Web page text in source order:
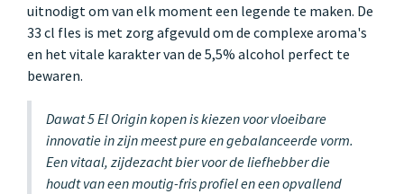
uitnodigt om van elk moment een legende te maken. De
33 cl fles is met zorg afgevuld om de complexe aroma's
en het vitale karakter van de 5,5% alcohol perfect te
bewaren.
Dawat 5 El Origin kopen is kiezen voor vloeibare
innovatie in zijn meest pure en gebalanceerde vorm.
Een vitaal, zijdezacht bier voor de liefhebber die
houdt van een moutig-fris profiel en een opvallend